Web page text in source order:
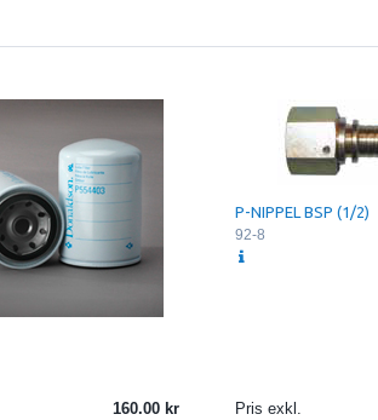
160.00
P-NIPPEL BSP (1/2)
92-8
Pris exkl.